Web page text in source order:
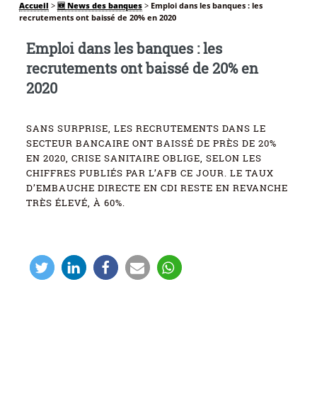
Accueil > 🆕 News des banques> Emploi dans les banques : les
recrutements ont baissé de 20% en 2020
Emploi dans les banques : les
recrutements ont baissé de 20% en
2020
SANS SURPRISE, LES RECRUTEMENTS DANS LE
SECTEUR BANCAIRE ONT BAISSÉ DE PRÈS DE 20%
EN 2020, CRISE SANITAIRE OBLIGE, SELON LES
CHIFFRES PUBLIÉS PAR L’AFB CE JOUR. LE TAUX
D’EMBAUCHE DIRECTE EN CDI RESTE EN REVANCHE
TRÈS ÉLEVÉ, À 60%.